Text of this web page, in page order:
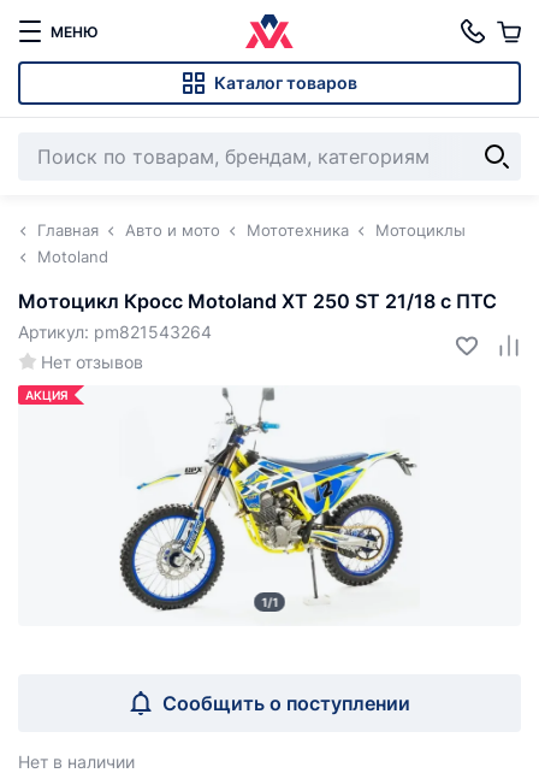
МЕНЮ
Каталог товаров
Главная Авто и мото Мототехника
Мотоциклы
Motoland
Мотоцикл Кросс Motoland XT 250 ST 21/18 с ПТС
Нет отзывов
Артикул: pm821543264
АКЦИЯ
1/1
Сообщить о поступлении
Нет в наличии